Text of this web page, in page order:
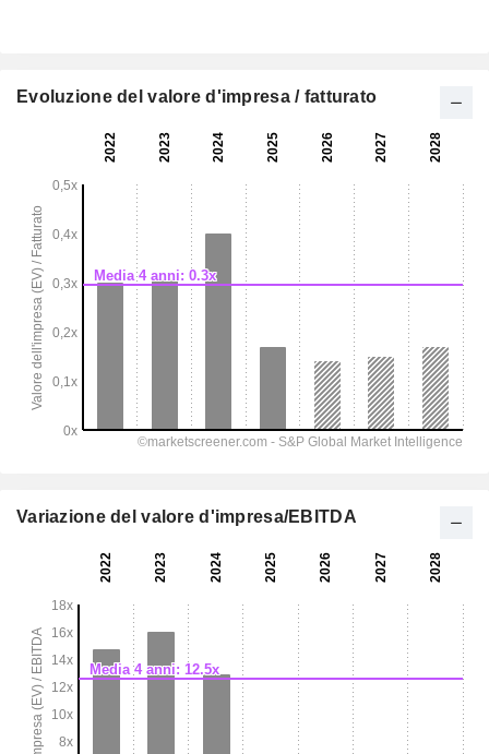
Evoluzione del valore d'impresa / fatturato
Variazione del valore d'impresa/EBITDA